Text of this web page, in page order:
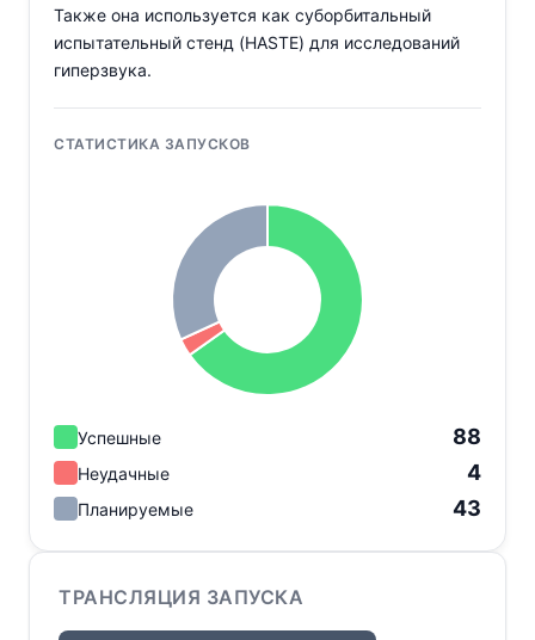
Также она используется как суборбитальный
испытательный стенд (HASTE) для исследований
гиперзвука.
СТАТИСТИКА ЗАПУСКОВ
Успешные 88
Неудачные 4
Планируемые 43
ТРАНСЛЯЦИЯ ЗАПУСКА